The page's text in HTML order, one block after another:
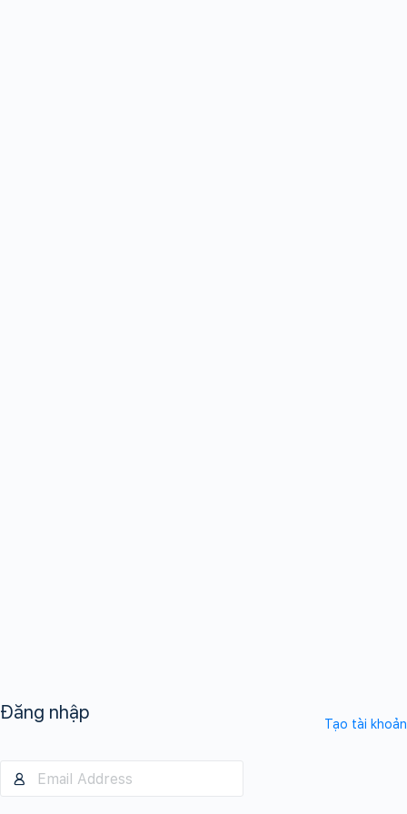
Đăng nhập
Tạo tài khoản